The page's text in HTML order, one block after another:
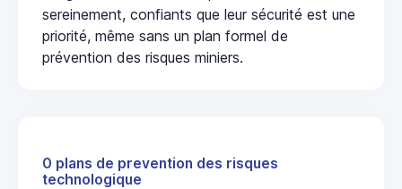
sereinement, confiants que leur sécurité est une
priorité, même sans un plan formel de
prévention des risques miniers.
0 plans de prevention des risques
technologique